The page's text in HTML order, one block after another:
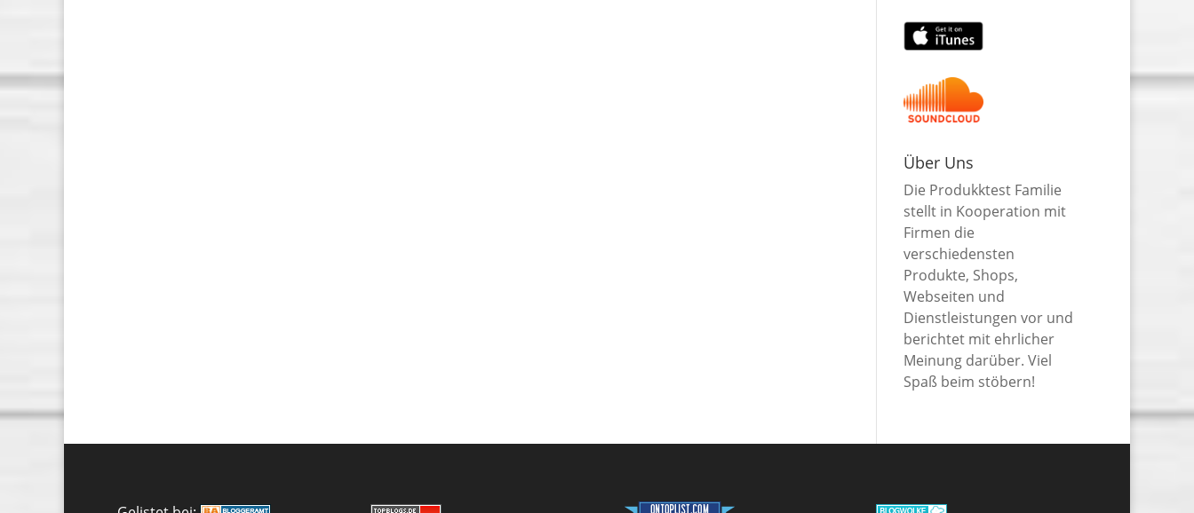
Über Uns
Die Produkktest Familie
stellt in Kooperation mit
Firmen die
verschiedensten
Produkte, Shops,
Webseiten und
Dienstleistungen vor und
berichtet mit ehrlicher
Meinung darüber. Viel
Spaß beim stöbern!